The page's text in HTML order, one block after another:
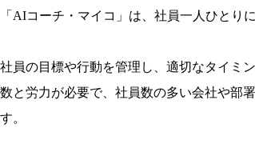
「AIコーチ・マイコ」は、社員一人ひとり
社員の目標や行動を管理し、適切なタイミ
数と労力が必要で、社員数の多い会社や部
す。